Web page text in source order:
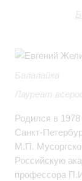
Балалайка
Лауреат
Родился в 1978
Санкт-
М.П.
Российскую
профессора